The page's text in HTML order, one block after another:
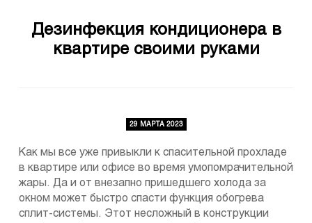
Дезинфекция кондиционера в
квартире своими руками
29 МАРТА 2023
Как мы все уже привыкли к спасительной прохладе
в квартире или офисе во время умопомрачительной
жары. Да и от внезапно пришедшего холода за
окном может быстро спасти функция обогрева
сплит-системы. Этот несложный в конструкции